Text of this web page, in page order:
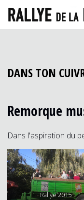
DANS TON
Remorque
Dans l'aspiration du
Rallye 2015